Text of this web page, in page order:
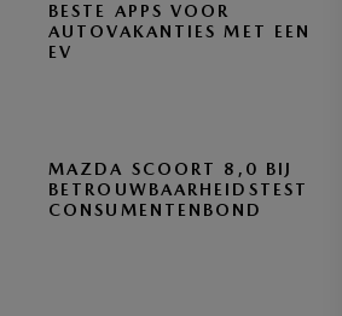
BESTE APPS VOOR
AUTOVAKANTIES MET EEN
EV
MAZDA SCOORT 8,0 BIJ
BETROUWBAARHEIDSTEST
CONSUMENTENBOND